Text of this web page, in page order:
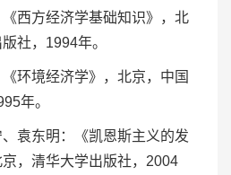
《西方经济学基础知识》，北
社，1994年。
环境经济学》，北京， 中国
年。
袁东明 ：《凯恩斯主义的发
， 清华大学出版社，2004